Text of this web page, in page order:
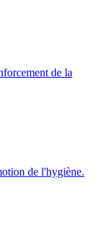
de la
de l'hygiène.